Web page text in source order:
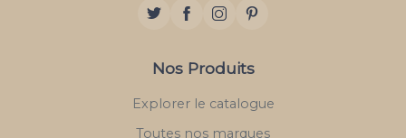
Nos Produits
Explorer le catalogue
Toutes nos marques